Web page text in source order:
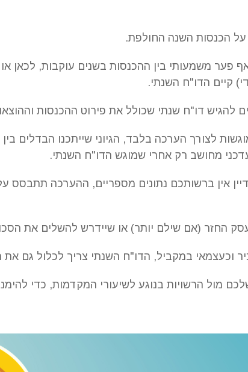
הכנסות השנה החולפת.
פער משמעותי בין ההכנסות בשנים עוקבות, לכאן
קיים הדו"ח השנתי.
להגיש דו"ח שנתי שכולל את פירוט ההכנסות
לצורך הערכה בלבד, הגיוני שייתכנו הבדלים
מחושב רק אחרי שמוגש הדו"ח השנתי.
אין ברשותכם נתונים מספריים, ההערכה
החזר (אם שילם יותר) או שיידרש להשלים את
וכעצמאי במקביל, הדו"ח השנתי צריך לכלול גם את
מול הרשויות בנוגע לשיעורי המקדמות, כדי